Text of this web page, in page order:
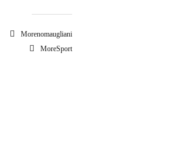
Morenomaugliani
MoreSport